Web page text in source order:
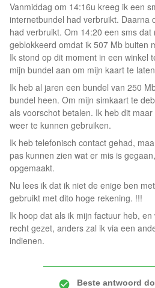
Vanmiddag om 14:16u kreeg ik een
internetbundel had verbruikt. Daarna
had verbruikt. Om 14:20 een sms dat
geblokkeerd omdat ik 507 Mb buiten
Ik stond op dit moment in een winkel
mijn bundel aan om mijn kaart te
Ik heb al jaren een bundel van 250
bundel heen. Om mijn simkaart te
als voorschot betalen. Ik heb dit
weer te kunnen gebruiken.
Ik heb telefonisch contact gehad,
pas kunnen zien wat er mis is
opgemaakt.
Nu lees ik dat ik niet de enige ben
gebruikt met dito hoge rekening. !!!
Ik hoop dat als ik mijn factuur heb,
recht gezet, anders zal ik via een
indienen.
Beste antwoord